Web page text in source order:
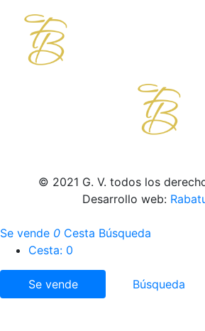
© 2021 G. V. todos los
Desarrollo web:
Se vende 0 Cesta Búsqueda
Cesta: 0
Se vende Búsqueda